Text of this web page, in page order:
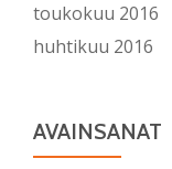
toukokuu 2016
huhtikuu 2016
AVAINSANAT